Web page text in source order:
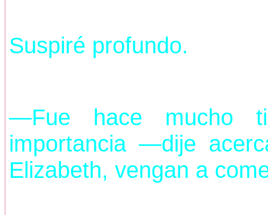
Suspiré profundo.
—Fue hace mucho
importancia —dije
Elizabeth, vengan a